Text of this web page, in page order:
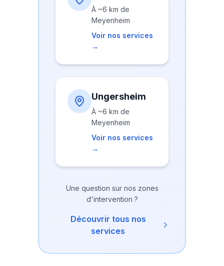
À ~6 km de
Meyenheim
Voir nos services
→
Ungersheim
À ~6 km de
Meyenheim
Voir nos services
→
Une question sur nos zones
d'intervention ?
Découvrir tous nos
services